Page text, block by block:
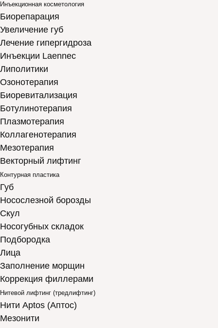
Инъекционная косметология
Биорепарация
Увеличение губ
Лечение гипергидроза
Инъекции Laennec
Липолитики
Озонотерапия
Биоревитализация
Ботулинотерапия
Плазмотерапия
Коллагенотерапия
Мезотерапия
Векторный лифтинг
Контурная пластика
Губ
Носослезной борозды
Скул
Носогубных складок
Подбородка
Лица
Заполнение морщин
Коррекция филлерами
Нитевой лифтинг (тредлифтинг)
Нити Aptos (Аптос)
Мезонити